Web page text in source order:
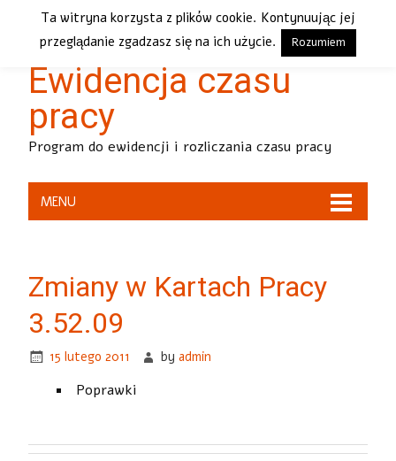
Karty Pracy 2+2 –
Ewidencja czasu
pracy
Program do ewidencji i rozliczania czasu pracy
MENU
Zmiany w Kartach Pracy
3.52.09
15 lutego 2011 byadmin
Poprawki
Ta witryna korzysta z plików cookie. Kontynuując jej
przeglądanie zgadzasz się na ich użycie.
Rozumiem